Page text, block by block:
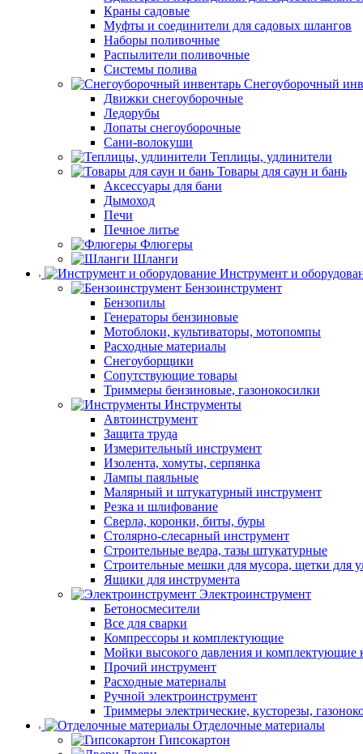
Краны садовые
Муфты и соединители для садовых шлангов
Наборы поливочные
Распылители поливочные
Системы полива
Снегоуборочный
Движки снегоуборочные
Ледорубы
Лопаты снегоуборочные
Сани-волокуши
Теплицы, удлинители
Товары для саун и бань
Аксессуары для бани
Дымоход
Печи
Печное литье
Флюгеры
Шланги
Инструмент и
Бензоинструмент
Бензопилы
Генераторы бензиновые
Мотоблоки, культиваторы, мотопомпы
Расходные материалы
Снегоуборщики
Сопутствующие товары
Триммеры бензиновые, газонокосилки
Инструменты
Автоинструмент
Защита труда
Измерительный инструмент
Изолента, хомуты, серпянка
Лампы паяльные
Малярный и штукатурный инструмент
Резка и шлифование
Сверла, коронки, биты, буры
Столярно-слесарный инструмент
Строительные ведра, тазы штукатурные
Строительные мешки для мусора, щетки для
Ящики для инструмента
Электроинструмент
Бетоносмесители
Все для сварки
Компрессоры и комплектующие
Мойки высокого давления и комплектующие
Прочий инструмент
Расходные материалы
Ручной электроинструмент
Триммеры электрические, кусторезы,
Отделочные материалы
Гипсокартон